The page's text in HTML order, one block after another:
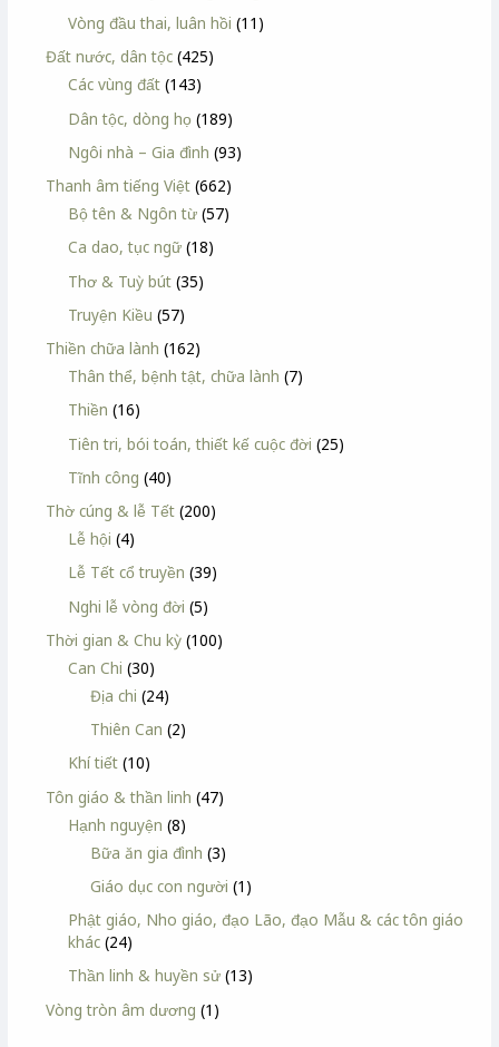
Vòng đầu thai, luân hồi (11)
Đất nước, dân tộc (425)
Các vùng đất (143)
Dân tộc, dòng họ (189)
Ngôi nhà – Gia đình (93)
Thanh âm tiếng Việt (662)
Bộ tên & Ngôn từ (57)
Ca dao, tục ngữ (18)
Thơ & Tuỳ bút (35)
Truyện Kiều (57)
Thiền chữa lành (162)
Thân thể, bệnh tật, chữa lành (7)
Thiền (16)
Tiên tri, bói toán, thiết kế cuộc đời (25)
Tĩnh công (40)
Thờ cúng & lễ Tết (200)
Lễ hội (4)
Lễ Tết cổ truyền (39)
Nghi lễ vòng đời (5)
Thời gian & Chu kỳ (100)
Can Chi (30)
Địa chi (24)
Thiên Can (2)
Khí tiết (10)
Tôn giáo & thần linh (47)
Hạnh nguyện (8)
Bữa ăn gia đình (3)
Giáo dục con người (1)
Phật giáo, Nho giáo, đạo Lão, đạo Mẫu & các tôn giáo
khác (24)
Thần linh & huyền sử (13)
Vòng tròn âm dương (1)